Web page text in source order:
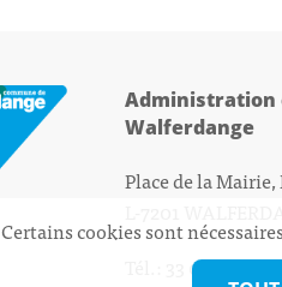
Administration
Walferdange
Place de la Mairie,
Tél.: 33 01 44 - 1
Certains cookies sont